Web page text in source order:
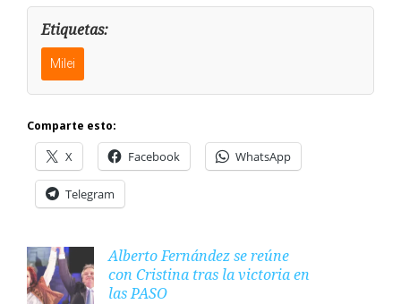
Etiquetas:
Milei
Comparte esto:
X Facebook WhatsApp
Telegram
Alberto Fernández se reúne
con Cristina tras la victoria en
las PASO